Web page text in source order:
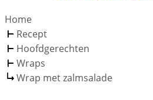
Home
Recept
Hoofdgerechten
Wraps
Wrap met zalmsalade